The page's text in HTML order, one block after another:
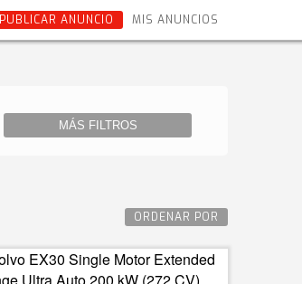
MIS ANUNCIOS
PUBLICAR ANUNCIO
MÁS FILTROS
ORDENAR POR